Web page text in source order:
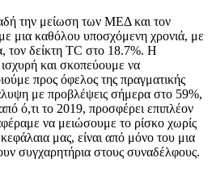
την μείωση των ΜΕΔ και τον
μια καθόλου υποσχόμενη χρονιά, με
τον δείκτη TC στο 18.7%. Η
και σκοπεύουμε να
προς όφελος της πραγματικής
με προβλέψεις σήμερα στο 59%,
ό,τι το 2019, προσφέρει επιπλέον
να μειώσουμε το ρίσκο χωρίς
μας, είναι από μόνο του μια
συγχαρητήρια στους συναδέλφους.